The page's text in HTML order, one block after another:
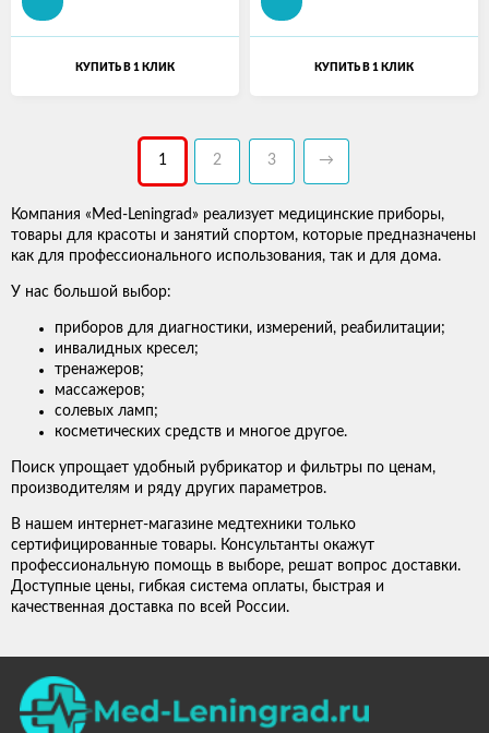
КУПИТЬ В 1 КЛИК КУПИТЬ В 1 КЛИК
1 2 3 →
Компания «Med-Leningrad» реализует медицинские приборы,
товары для красоты и занятий спортом, которые предназначены
как для профессионального использования, так и для дома.
У нас большой выбор:
приборов для диагностики, измерений, реабилитации;
инвалидных кресел;
тренажеров;
массажеров;
солевых ламп;
косметических средств и многое другое.
Поиск упрощает удобный рубрикатор и фильтры по ценам,
производителям и ряду других параметров.
В нашем интернет-магазине медтехники только
сертифицированные товары. Консультанты окажут
профессиональную помощь в выборе, решат вопрос доставки.
Доступные цены, гибкая система оплаты, быстрая и
качественная доставка по всей России.